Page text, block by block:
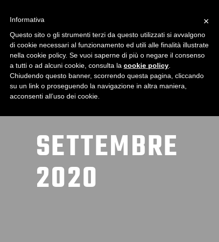
SETTEMBRE
2020
×
Informativa
Questo sito o gli strumenti terzi da questo utilizzati si avvalgono
di cookie necessari al funzionamento ed utili alle finalità illustrate
nella cookie policy. Se vuoi saperne di più o negare il consenso
a tutti o ad alcuni cookie, consulta la cookie policy
Chiudendo questo banner, scorrendo questa pagina, cliccando
su un link o proseguendo la navigazione in altra maniera,
acconsenti all’uso dei cookie.